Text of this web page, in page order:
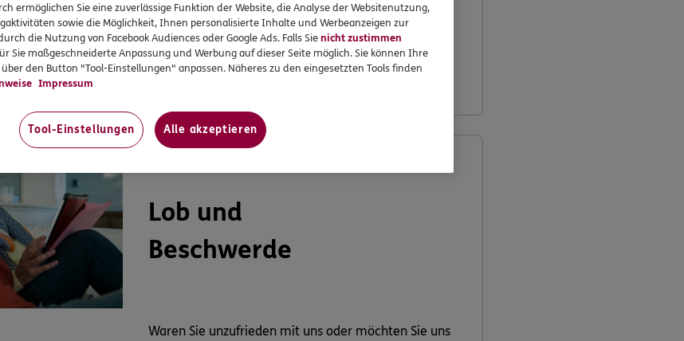
Jetzt
Jetzt
informieren
Lob und
Beschwerde
Waren Sie unzufrieden mit uns oder möchten Sie uns
ermöglichen Sie eine zuverlässige Funktion der Website, die Analyse der Websitenutzung,
sowie die Möglichkeit, Ihnen personalisierte Inhalte und Werbeanzeigen zur
die Nutzung von Facebook Audiences oder Google Ads. Falls Sienicht zustimmen
Sie maßgeschneiderte Anpassung und Werbung auf dieser Seite möglich. Sie können Ihre
den Button "Tool-Einstellungen" anpassen. Näheres zu den eingesetzten Tools finden
Impressum
Tool-Einstellungen Alle akzeptieren